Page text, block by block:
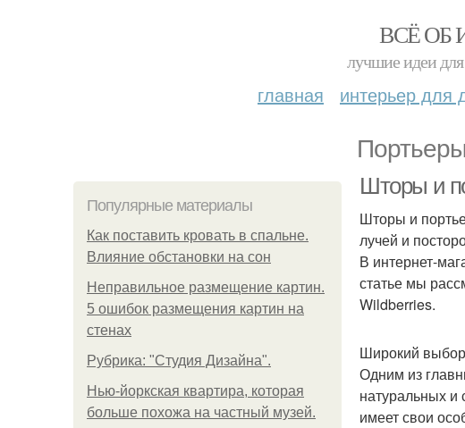
ВСЁ ОБ
лучшие идеи для
главная интерьер для
Популярные материалы
Как поставить кровать в спальне.
Влияние обстановки на сон
Неправильное размещение картин.
5 ошибок размещения картин на
стенах
Рубрика: "Студия Дизайна".
Нью-йоркская квартира, которая
больше похожа на частный музей.
Шторы и
Шторы и
лучей и
В интернет-
статье мы
Wildberries.
Широкий
Одним из
натуральных и
имеет свои